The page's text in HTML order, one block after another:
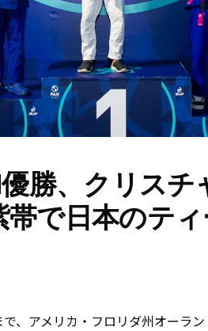
勝、クリス
で日本のテ
、アメリカ・フロリダ州オーラ